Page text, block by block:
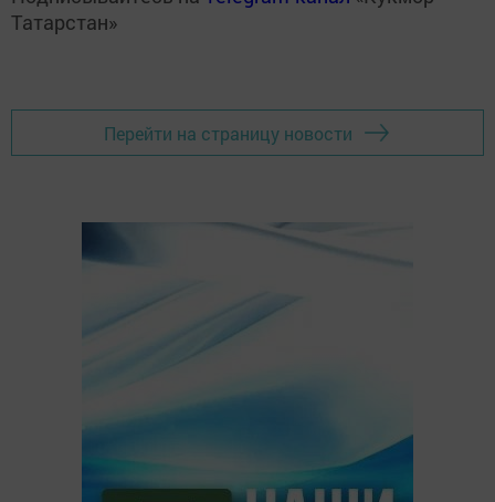
Татарстан»
Перейти на страницу новости